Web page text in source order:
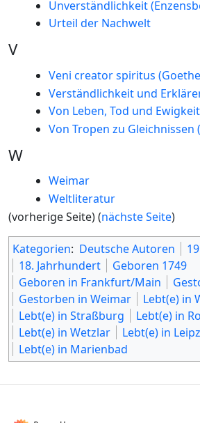
Unverständlichkeit
Urteil der Nachwelt
V
Veni creator spiritus
Verständlichkeit und
Von Leben, Tod und Ewigkeit
Von Tropen zu Gleichnissen
W
Weimar
Weltliteratur
(vorherige Seite) (nächste Seite)
Kategorien: Deutsche Autoren
18. Jahrhundert
Geboren 1749
Geboren in Frankfurt/Main
Gestorben in Weimar
Lebt(e) in
Lebt(e) in Straßburg
Lebt(e) in
Lebt(e) in Wetzlar
Lebt(e) in
Lebt(e) in Marienbad